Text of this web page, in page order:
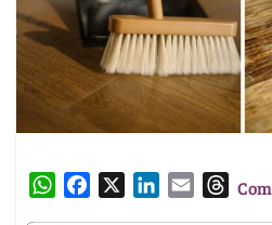
W
T